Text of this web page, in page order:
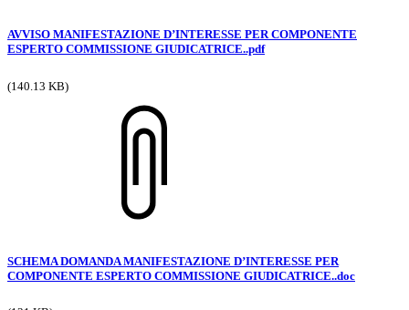
AVVISO MANIFESTAZIONE D’INTERESSE PER COMPONENTE
ESPERTO COMMISSIONE GIUDICATRICE..pdf
(140.13 KB)
SCHEMA DOMANDA MANIFESTAZIONE D’INTERESSE PER
COMPONENTE ESPERTO COMMISSIONE GIUDICATRICE..doc